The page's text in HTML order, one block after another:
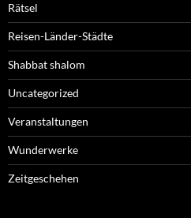
Rätsel
Reisen-Länder-Städte
Shabbat shalom
Uncategorized
Veranstaltungen
Wunderwerke
Zeitgeschehen